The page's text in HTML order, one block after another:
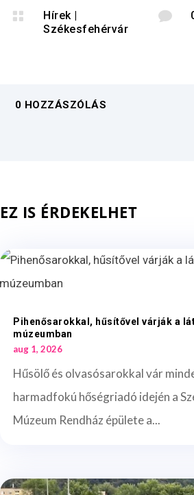
 Hírek|
Székesfehérvár

0 HOZZÁSZÓLÁS
EZ IS ÉRDEKELHET
Pihenősarokkal, hűsítővel várják a
múzeumban
aug 1, 2026
Hűsölő és olvasósarokkal vár
harmadfokú hőségriadó idején a
Múzeum Rendház épülete a...